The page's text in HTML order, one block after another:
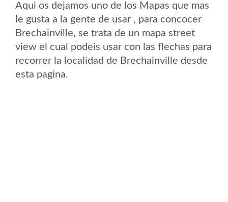
Aqui os dejamos uno de los Mapas que mas
le gusta a la gente de usar , para concocer
Brechainville, se trata de un mapa street
view el cual podeis usar con las flechas para
recorrer la localidad de Brechainville desde
esta pagina.